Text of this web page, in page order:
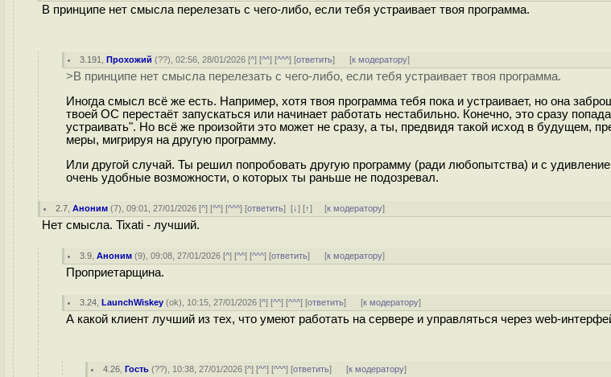
В принципе нет смысла перелезать с чего-либо, если тебя устраивает твоя программа.
3.191 ,Прохожий (??), 02:56, 28/01/2026 [^] [^^] [^^^] [ответить] [к модератору]
>В принципе нет смысла перелезать с чего-либо, если тебя устраивает твоя программа.
Иногда смысл всё же есть. Например, хотя твоя программа тебя пока и устраивает, но она
твоей ОС перестаёт запускаться или начинает работать нестабильно. Конечно, это сразу
устраивать". Но всё же произойти это может не сразу, а ты, предвидя такой исход в будущем,
меры, мигрируя на другую программу.
Или другой случай. Ты решил попробовать другую программу (ради любопытства) и с
очень удобные возможности, о которых ты раньше не подозревал.
2.7 ,Аноним (7), 09:01, 27/01/2026 [^] [^^] [^^^] [ответить][↓] [↑] [к модератору]
Нет смысла. Tixati - лучший.
3.9 ,Аноним (9), 09:08, 27/01/2026 [^] [^^] [^^^] [ответить] [к модератору]
Проприетарщина.
3.24 ,LaunchWiskey (ok), 10:15, 27/01/2026 [^] [^^] [^^^] [ответить] [к модератору]
А какой клиент лучший из тех, что умеют работать на сервере и управляться через web-
4.26 ,Гость (??), 10:38, 27/01/2026 [^] [^^] [^^^] [ответить] [к модератору]